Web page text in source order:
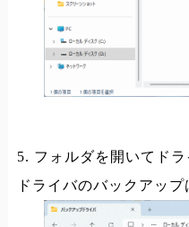
5. フォルダを開いてド
ドライバのバックアップ